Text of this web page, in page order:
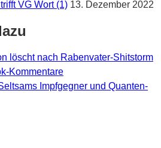
VG Wort (1) 13. Dezember 2022
löscht nach Rabenvater-Shitstorm
Kommentare
Impfgegner und Quanten-